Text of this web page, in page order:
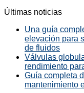
Últimas noticias
Una guía
elevación para
de fluidos
Válvulas
rendimiento
Guía completa
mantenimiento